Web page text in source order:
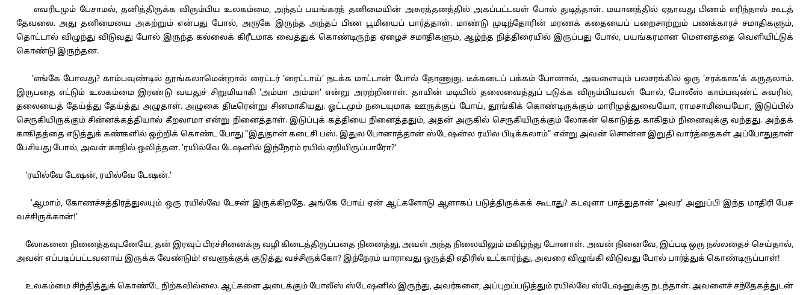
எவரிடமும் பேசாமல், தனித்திருக்க விரும்பிய உலகம்மை, அந்தப் பயங்கரத் தனிமையின் அசுரத்தனத்தில் அகப்பட்டவள் போல் துடித்தாள். மயானத்தில் ஏதாவது பிணம் எரிந்தால் கூடத்
தேவலை. அது தனிமையை அகற்றும் என்பது போல், அருகே இருந்த அந்தப் பிண பூமியைப் பார்த்தாள். மாண்டு முடிந்தோரின் மரணக் கதையைப் பறைசாற்றும் பணக்காரச் சமாதிகளும்,
தொட்டால் விழுந்து விடுவது போல் இருந்த கல்லைக் கிரீடமாக வைத்துக் கொண்டிருந்த ஏழைச் சமாதிகளும், ஆழ்ந்த நித்திரையில் இருப்பது போல், பயங்கரமான மௌனத்தை வெளியிட்டுக்
கொண்டு இருந்தன.
'எங்கே போவது? காம்பவுண்டில் தூங்கலாமென்றால் ரைட்டர் 'ரைட்டாய்' நடக்க மாட்டான் போல் தோணுது. டீக்கடைப் பக்கம் போனால், அவளையும் பலசரக்கில் ஒரு 'சரக்காக'க் கருதலாம்.
இருபதை எட்டும் உலகம்மை இரண்டு வயதுச் சிறுமியாகி 'அம்மா அம்மா' என்று அரற்றினாள். தாயின் மடியில் தலைவைத்துப் படுக்க விரும்பியவள் போல், போலீஸ் காம்பவுண்ட் சுவரில்,
தலையைத் தேய்த்து தேய்த்து அழுதாள். அழுகை திடீரென்று சினமாகியது. ஓட்டமும் நடையுமாக ஊருக்குப் போய், தூங்கிக் கொண்டிருக்கும் மாரிமுத்துவையோ, ராமசாமியையோ, இடுப்பில்
செருகியிருக்கும் சின்னக்கத்தியால் கீறலாமா என்று நினைத்தாள். இடுப்புக் கத்தியை நினைத்ததும், அதன் அருகில் செருகியிருக்கும் லோகன் கொடுத்த காகிதம் நினைவுக்கு வந்தது. அந்தக்
காகிதத்தை எடுத்துக் கண்களில் ஒற்றிக் கொண்ட போது "இதுதான் கடைசி பஸ். இதுல போனாத்தான் ஸ்டேஷன்ல ரயில பிடிக்கலாம்" என்று அவன் சொன்ன இறுதி வார்த்தைகள் அப்போதுதான்
பேசியது போல், அவள் காதில் ஒலித்தன. 'ரயில்வே டேஷனில் இந்நேரம் ரயில் ஏறியிருப்பாரோ?'
'ரயில்வே டேஷன், ரயில்வே டேஷன்.'
'ஆமாம், கோணச்சத்திரத்துலயும் ஒரு ரயில்வே டேசன் இருக்கிறதே. அங்கே போய் ஏன் ஆட்களோடு ஆளாகப் படுத்திருக்கக் கூடாது? கடவுளா பாத்துதான் 'அவர' அனுப்பி இந்த மாதிரி பேச
வச்சிருக்கான்!'
லோகனை நினைத்தவுடனேயே, தன் இரவுப் பிரச்சினைக்கு வழி கிடைத்திருப்பதை நினைத்து, அவள் அந்த நிலையிலும் மகிழ்ந்து போனாள். அவன் நினைவே, இப்படி ஒரு நல்லதைச் செய்தால்,
அவன் எப்படிப்பட்டவனாய் இருக்க வேண்டும்! எவளுக்குக் குடுத்து வச்சிருக்கோ? இந்நேரம் யாராவது ஒருத்தி எதிரில் உட்கார்ந்து, அவரை விழுங்கி விடுவது போல் பார்த்துக் கொண்டிருப்பாள்!
உலகம்மை சிந்தித்துக் கொண்டே நிற்கவில்லை. ஆட்களை அடைக்கும் போலீஸ் ஸ்டேஷனில் இருந்து, அவர்களை, அப்புறப்படுத்தும் ரயில்வே ஸ்டேஷனுக்கு நடந்தாள். அவளைச் சந்தேகத்துடன்